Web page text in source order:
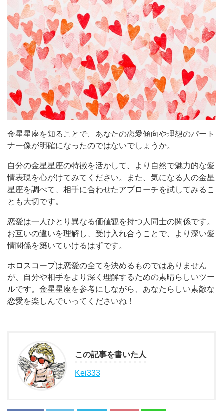
金星星座を知ることで、あなたの恋愛傾向や理想のパート
ナー像が明確になったのではないでしょうか。
自分の金星星座の特徴を活かして、より自然で魅力的な愛
情表現を心がけてみてください。また、気になる人の金星
星座を調べて、相手に合わせたアプローチを試してみるこ
とも大切です。
恋愛は一人ひとり異なる価値観を持つ人同士の関係です。
お互いの違いを理解し、受け入れ合うことで、より深い愛
情関係を築いていけるはずです。
ホロスコープは恋愛の全てを決めるものではありません
が、自分や相手をより深く理解するための素晴らしいツー
ルです。金星星座を参考にしながら、あなたらしい素敵な
恋愛を楽しんでいってくださいね！
この記事を書いた人
Kei333